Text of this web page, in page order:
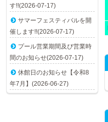
す!!(2026-07-17)
サマーフェスティバルを開
催します!!(2026-07-17)
プール営業期間及び営業時
間のお知らせ(2026-07-17)
休館日のお知らせ【令和8
年7月】(2026-06-27)